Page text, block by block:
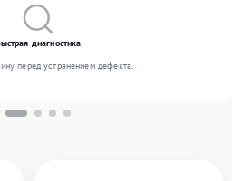
диагностика
перед устранением дефекта.